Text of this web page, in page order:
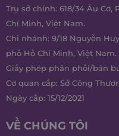
Trụ sở chính: 618/34 Âu
Chí Minh, Việt Nam.
Chi nhánh: 9/18 Nguyễn
phố Hồ Chí Minh, Việt Nam.
Giấy phép phân phối/bán
Cơ quan cấp: Sở Công
Ngày cấp: 15/12/2021
VỀ CHÚNG TÔI